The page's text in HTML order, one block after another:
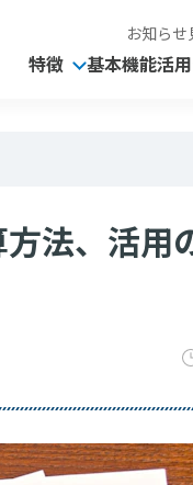
お知らせ
特徴 基本機能活
法、活用